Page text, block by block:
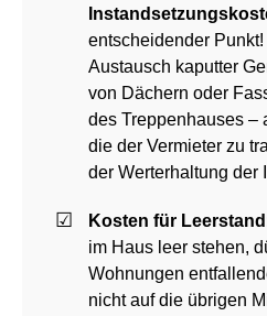
entscheidender
Austausch kaputter
von Dächern oder
des Treppenhauses –
die der Vermieter zu
der Werterhaltung der
Kosten für
im Haus leer stehen,
Wohnungen
nicht auf die übrigen